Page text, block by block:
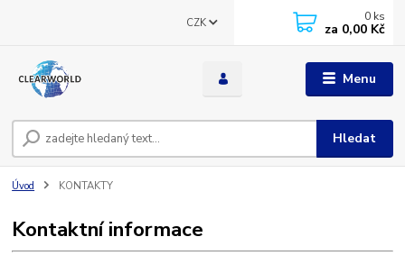
Menu
CZK
Hledat
0 ks
za 0,00 Kč
Úvod KONTAKTY
Kontaktní informace